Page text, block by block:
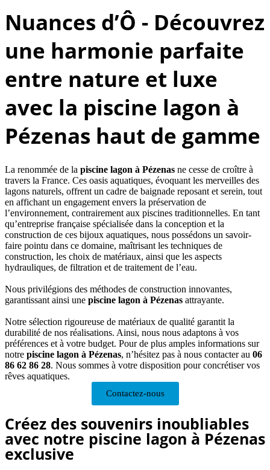
Nuances d’Ô - Découvrez
une harmonie parfaite
entre nature et luxe
avec la piscine lagon à
Pézenas haut de gamme
La renommée de la piscine lagon à Pézenas ne cesse de croître à
travers la France. Ces oasis aquatiques, évoquant les merveilles des
lagons naturels, offrent un cadre de baignade reposant et serein, tout
en affichant un engagement envers la préservation de
l’environnement, contrairement aux piscines traditionnelles. En tant
qu’entreprise française spécialisée dans la conception et la
construction de ces bijoux aquatiques, nous possédons un savoir-
faire pointu dans ce domaine, maîtrisant les techniques de
construction, les choix de matériaux, ainsi que les aspects
hydrauliques, de filtration et de traitement de l’eau.
Nous privilégions des méthodes de construction innovantes,
garantissant ainsi une piscine lagon à Pézenas attrayante.
Notre sélection rigoureuse de matériaux de qualité garantit la
durabilité de nos réalisations. Ainsi, nous nous adaptons à vos
préférences et à votre budget. Pour de plus amples informations sur
notre piscine lagon à Pézenas, n’hésitez pas à nous contacter au 06
86 62 86 28. Nous sommes à votre disposition pour concrétiser vos
rêves aquatiques.
Contactez-nous
Créez des souvenirs inoubliables
avec notre piscine lagon à Pézenas
exclusive